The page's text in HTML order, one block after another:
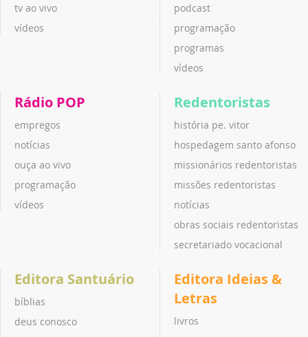
tv ao vivo
vídeos
podcast
programação
programas
vídeos
Rádio POP
empregos
notícias
ouça ao vivo
programação
vídeos
Redentoristas
história pe. vitor
hospedagem santo afonso
missionários redentoristas
missões redentoristas
notícias
obras sociais redentoristas
secretariado vocacional
Editora Santuário
bíblias
deus conosco
Editora Ideias &
Letras
livros